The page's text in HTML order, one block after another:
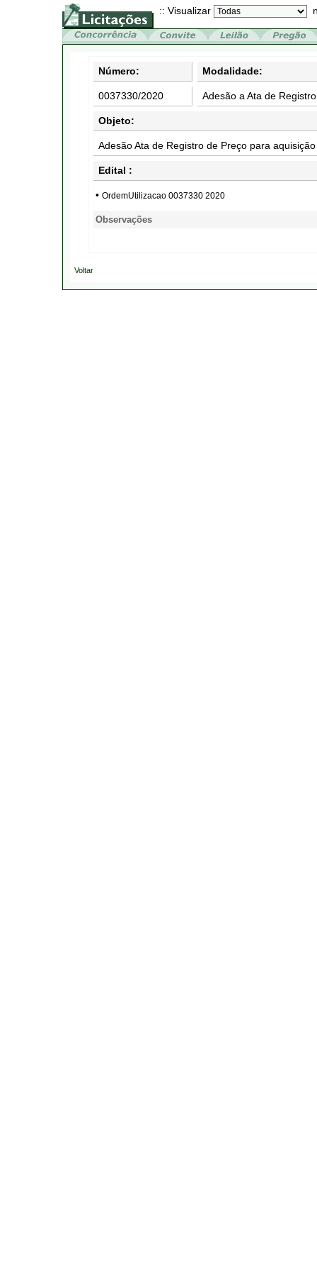
:: Visualizar
Número: Modalidade:
0037330/2020 Adesão a Ata de
Objeto:
Adesão Ata de Registro de Preço para
Edital :
• OrdemUtilizacao 0037330 2020
Observações
Voltar